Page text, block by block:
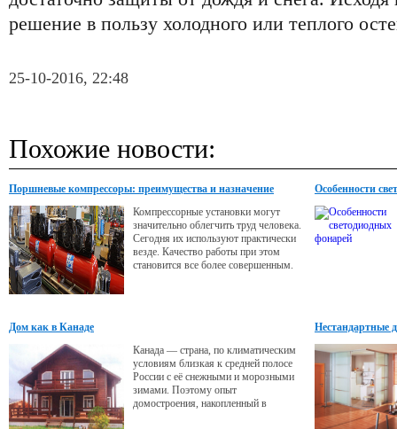
решение в пользу холодного или теплого
25-10-2016, 22:48
Похожие новости:
Поршневые компрессоры: преимущества и назначение
Компрессорные установки могут
значительно облегчить труд человека.
Сегодня их используют практически
везде. Качество работы при этом
становится все более совершенным.
Особенности
Дом как в Канаде
Канада — страна, по климатическим
условиям близкая к средней полосе
России с её снежными и морозными
зимами. Поэтому опыт
домостроения, накопленный в
Нестандартные